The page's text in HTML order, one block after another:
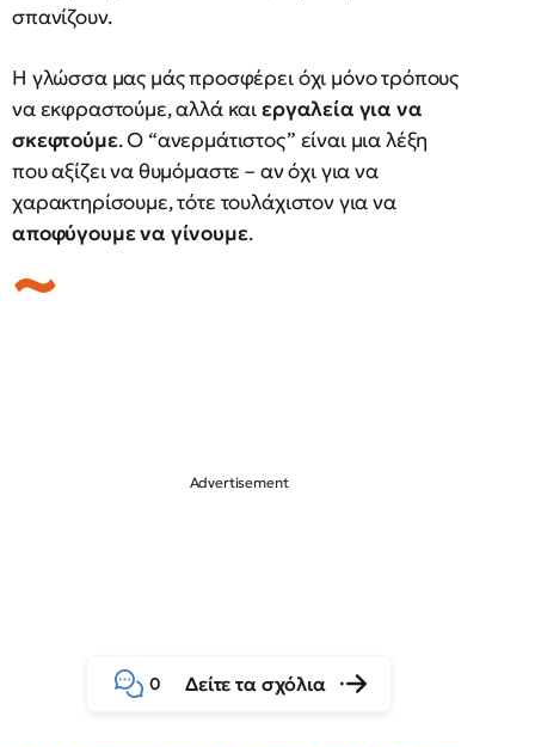
σπανίζουν.
Η γλώσσα μας μάς προσφέρει όχι μόνο τρόπους
να εκφραστούμε, αλλά καιεργαλεία για να
σκεφτούμε. Ο “ανερμάτιστος” είναι μια λέξη
που αξίζει να θυμόμαστε – αν όχι για να
χαρακτηρίσουμε, τότε τουλάχιστον για να
αποφύγουμε να γίνουμε.
0 Δείτε τα σχόλια